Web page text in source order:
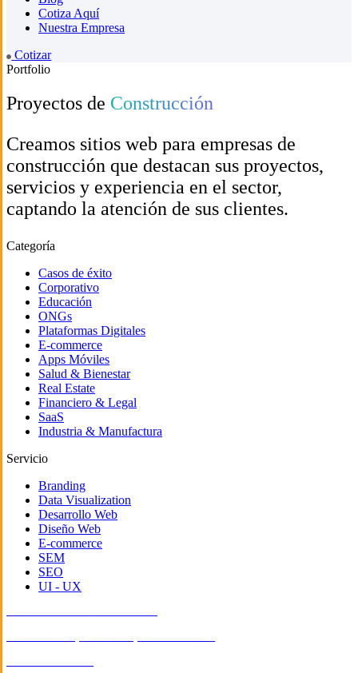
Cotiza Aquí
Nuestra Empresa
Cotizar
Portfolio
Proyectos de Construcción
Creamos sitios web para empresas de
construcción que destacan sus proyectos,
servicios y experiencia en el sector,
captando la atención de sus clientes.
Categoría
Casos de éxito
Corporativo
Educación
ONGs
Plataformas Digitales
E-commerce
Apps Móviles
Salud & Bienestar
Real Estate
Financiero & Legal
SaaS
Industria & Manufactura
Servicio
Branding
Data Visualization
Desarrollo Web
Diseño Web
E-commerce
SEM
SEO
UI - UX